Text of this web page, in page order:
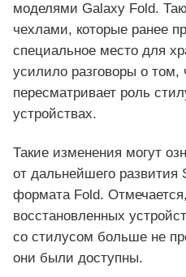
моделями Galaxy Fold.
чехлами, которые ранее
специальное место для
усилило разговоры о том,
пересматривает роль
устройствах.
Такие изменения могут
от дальнейшего
формата Fold.
восстановленных
со стилусом больше не
они были доступны.